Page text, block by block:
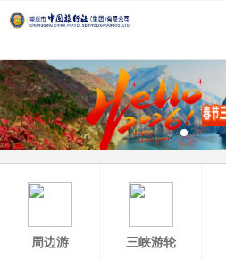
周边游 三峡游轮